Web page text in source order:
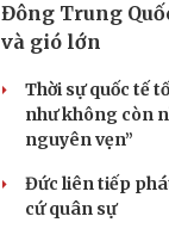
Đông Trung
và gió lớn
Thời sự quốc tế
như không còn
nguyên vẹn”
Đức liên tiếp
cứ quân sự